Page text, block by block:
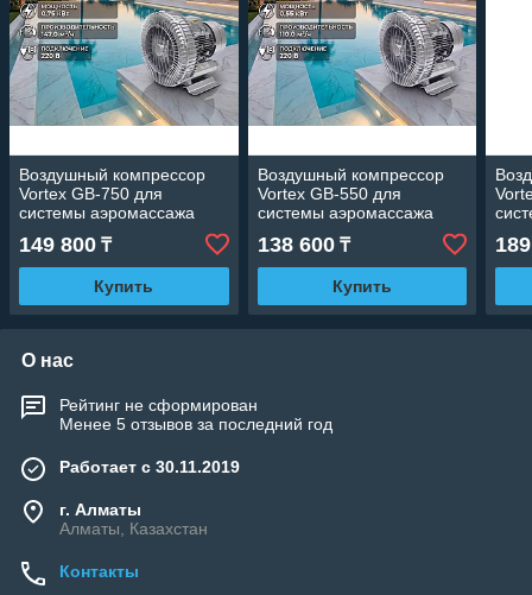
Воздушный компрессор
Vortex GB-750 для
системы аэромассажа
(Производительность 147
м3/ч, мощность 0,75 кВт,
220В)
149 800 ₸
Купить
Воздушный компрессор
Vortex GB-550 для
системы аэромассажа
(Производительность 110
м3/ч, мощность 0,55 кВт,
220В)
138 600₸
Купить
м3/
О нас
Рейтинг не сформирован
Менее 5 отзывов за последний год
Работает с 30.11.2019
г. Алматы
Алматы, Казахстан
Контакты